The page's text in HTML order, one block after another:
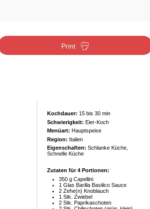
Print
Kochdauer: 15 bis 30 min
Schwierigkeit: Eier-Koch
Menüart: Hauptspeise
Region: Italien
Eigenschaften: Schlanke Küche,
Schnelle Küche
Zutaten für 4 Portionen:
350 g Capellini
1 Glas Barilla Basilico Sauce
2 Zehe(n) Knoblauch
1 Stk. Zwiebel
2 Stk. Paprikaschoten